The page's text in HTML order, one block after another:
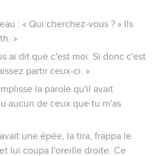
: « Qui cherchez-vous ? » Ils
»
ai dit que c'est moi. Si donc c'est
partir ceux-ci. »
la parole qu'il avait
aucun de ceux que tu m'as
une épée, la tira, frappa le
lui coupa l'oreille droite. Ce